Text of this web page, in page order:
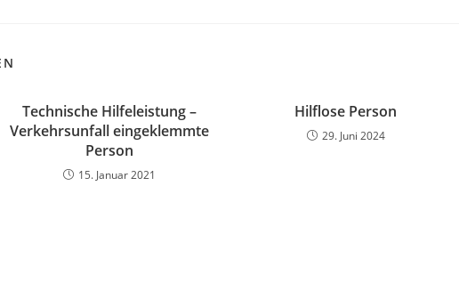
Technische Hilfeleistung –
Verkehrsunfall eingeklemmte
Person
15. Januar 2021
Hilflose Person
29. Juni 2024